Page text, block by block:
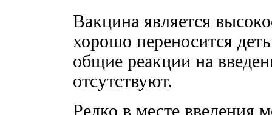
Вакцина является
хорошо переносится
общие реакции на
отсутствуют.
Редко в месте введения